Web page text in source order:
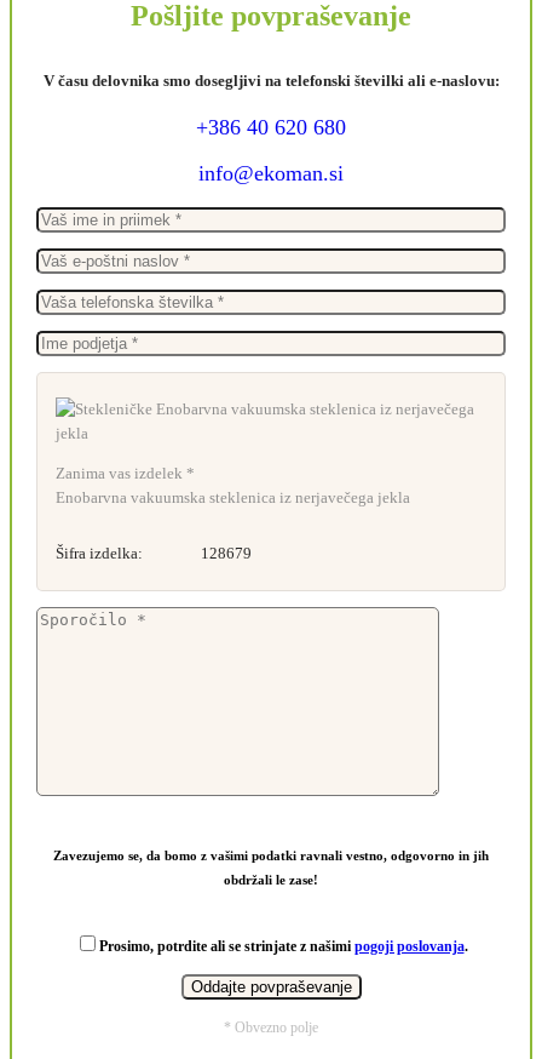
Pošljite povpraševanje
V času delovnika smo dosegljivi na telefonski številki ali e-naslovu:
+386 40 620 680
info@ekoman.si
Zanima vas izdelek *
Enobarvna vakuumska steklenica iz nerjavečega jekla
Šifra izdelka: 128679
Zavezujemo se, da bomo z vašimi podatki ravnali vestno, odgovorno in jih
obdržali le zase!
Prosimo, potrdite ali se strinjate z našimi pogoji poslovanja.
* Obvezno polje